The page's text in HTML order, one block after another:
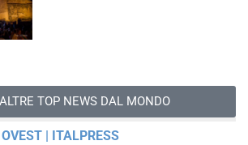
TOP NEWS DAL MONDO
| ITALPRESS